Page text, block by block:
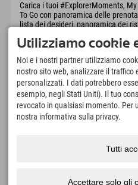
Carica i tuoi #ExplorerMoments,
To Go con panoramica delle
lista dei desideri, panoramica dei
È tempo di momenti da
166
Laghi di montagna e piscine
avventura
8.991km
Utilizziamo cookie
Noi e i nostri partner utilizziamo
nostro sito web, analizzare il traffico
personalizzati. I dati potrebbero
esempio, negli Stati Uniti). Il tuo
revocato in qualsiasi momento. Per
nostra informativa sulla privacy.
Tutti
Accettare solo gli